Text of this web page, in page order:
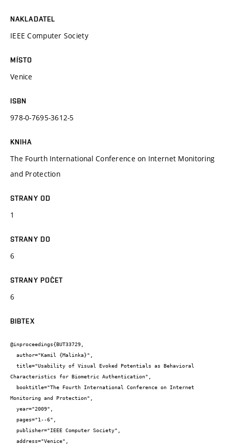
NAKLADATEL
IEEE Computer Society
MÍSTO
Venice
ISBN
978-0-7695-3612-5
KNIHA
The Fourth International Conference on Internet Monitoring
and Protection
STRANY OD
1
STRANY DO
6
STRANY POČET
6
BIBTEX
@inproceedings{BUT33729,
Characteristics for Biometric Authentication",
Monitoring and Protection",